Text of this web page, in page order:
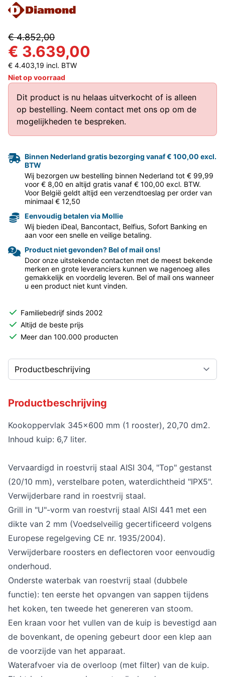
€ 4.852,00
€ 3.639,00
€ 4.403,19 incl. BTW
Niet op voorraad
Dit product is nu helaas uitverkocht of is alleen
op bestelling. Neem contact met ons op om de
mogelijkheden te bespreken.
Binnen Nederland gratis bezorging vanaf € 100,00 excl.
BTW
Wij bezorgen uw bestelling binnen Nederland tot € 99,99
voor € 8,00 en altijd gratis vanaf € 100,00 excl. BTW.
Voor België geldt altijd een verzendtoeslag per order van
minimaal € 12,50
Eenvoudig betalen via Mollie
Wij bieden iDeal, Bancontact, Belfius, Sofort Banking en
aan voor een snelle en veilige betaling.
Product niet gevonden? Bel of mail ons!
Door onze uitstekende contacten met de meest bekende
merken en grote leveranciers kunnen we nagenoeg alles
gemakkelijk en voordelig leveren. Bel of mail ons wanneer
u een product niet kunt vinden.
Familiebedrijf sinds 2002
Altijd de beste prijs
Meer dan 100.000 producten
Productbeschrijving
Kookoppervlak 345x600 mm (1 rooster), 20,70 dm2.
Inhoud kuip: 6,7 liter.
Vervaardigd in roestvrij staal AISI 304, "Top" gestanst
(20/10 mm), verstelbare poten, waterdichtheid "IPX5".
Verwijderbare rand in roestvrij staal.
Grill in "U"-vorm van roestvrij staal AISI 441 met een
dikte van 2 mm (Voedselveilig gecertificeerd volgens
Europese regelgeving CE nr. 1935/2004).
Verwijderbare roosters en deflectoren voor eenvoudig
onderhoud.
Onderste waterbak van roestvrij staal (dubbele
functie): ten eerste het opvangen van sappen tijdens
het koken, ten tweede het genereren van stoom.
Een kraan voor het vullen van de kuip is bevestigd aan
de bovenkant, de opening gebeurt door een klep aan
de voorzijde van het apparaat.
Waterafvoer via de overloop (met filter) van de kuip.